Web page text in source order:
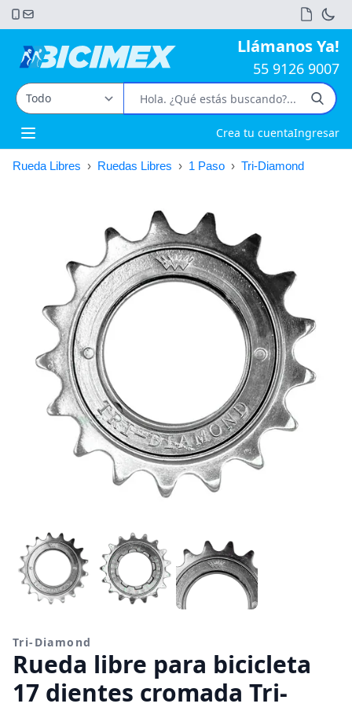
Llámanos Ya!
55 9126 9007
Open main menu Crea tu cuentaIngresar
Rueda Libres › Ruedas Libres › 1 Paso › Tri-Diamond
Tri-Diamond
Rueda libre para bicicleta
17 dientes cromada Tri-